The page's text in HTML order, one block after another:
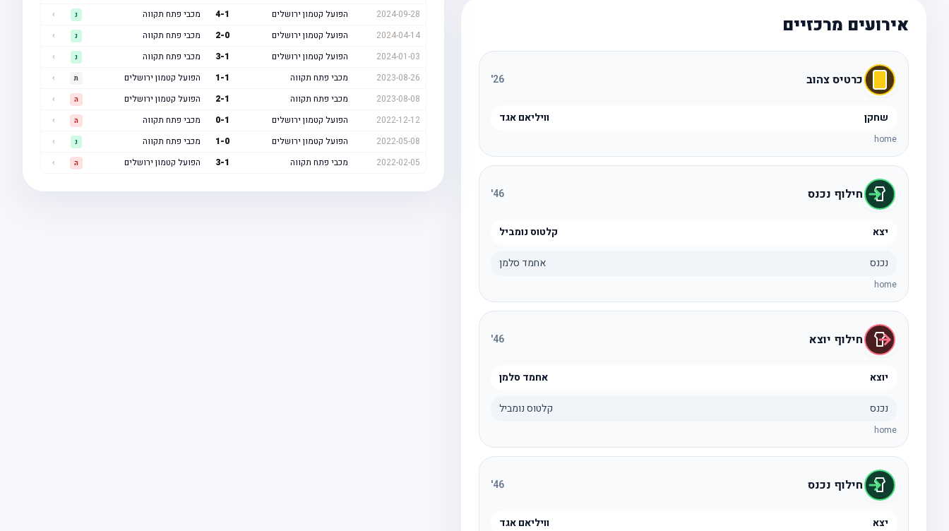
אירועים מרכזיים
כרטיס צהוב 26
'
שחקן וויליאם אגד
home
חילוף נכנס 46
'
יצא קלטוס נומביל
נכנס אחמד סלמן
home
חילוף יוצא 46
'
יוצא אחמד סלמן
נכנס קלטוס נומביל
home
חילוף נכנס 46
'
יצא וויליאם אגד
2024-09-28
הפועל קטמון ירושלים 4-1 מכבי פתח תקווה נ
›
2024-04-14
הפועל קטמון ירושלים 2-0 מכבי פתח תקווה נ
›
2024-01-03
הפועל קטמון ירושלים 3-1 מכבי פתח תקווה נ
›
2023-08-26
מכבי פתח תקווה 1-1 הפועל קטמון ירושלים ת
›
2023-08-08
מכבי פתח תקווה 2-1 הפועל קטמון ירושלים ה
›
2022-12-12
הפועל קטמון ירושלים 0-1 מכבי פתח תקווה ה
›
2022-05-08
הפועל קטמון ירושלים 1-0 מכבי פתח תקווה נ
›
2022-02-05
מכבי פתח תקווה 3-1 הפועל קטמון ירושלים ה ›